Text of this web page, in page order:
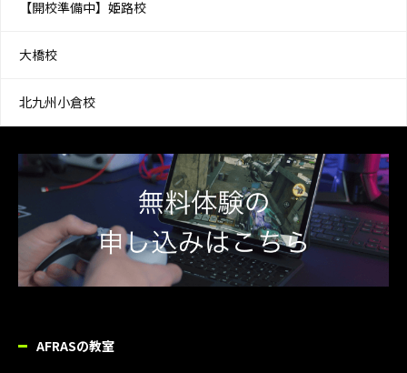
【開校準備中】姫路校
大橋校
北九州小倉校
AFRASの教室